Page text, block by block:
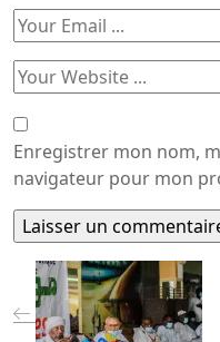
Enregistrer mon nom,
navigateur pour mon